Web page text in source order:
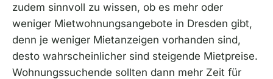
zudem sinnvoll zu wissen, ob es mehr oder
weniger Mietwohnungsangebote in Dresden gibt,
denn je weniger Mietanzeigen vorhanden sind,
desto wahrscheinlicher sind steigende Mietpreise.
Wohnungssuchende sollten dann mehr Zeit für